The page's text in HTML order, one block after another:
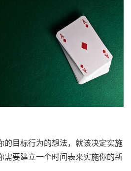
的目标行为的想法，就该决定实施
需要建立一个时间表来实施你的新